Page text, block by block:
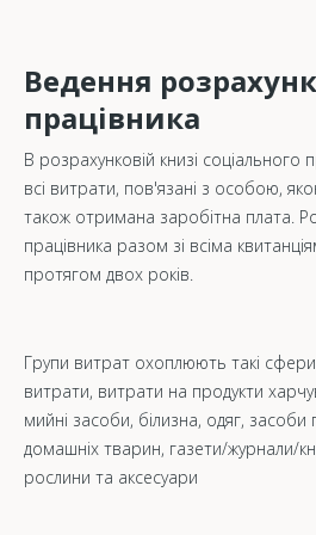
Ведення
працівника
В розрахунковій книзі соціального
всі витрати, пов'язані з особою,
також отримана заробітна плата.
працівника разом зі всіма
протягом двох років.
Групи витрат охоплюють такі
витрати, витрати на продукти
мийні засоби, білизна, одяг, засоби
домашніх тварин, газети/журнали/
рослини та аксесуари